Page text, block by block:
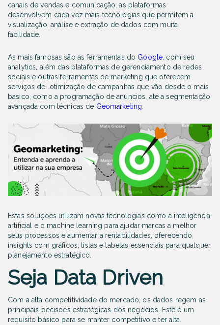
canais de vendas e comunicação, as plataformas
desenvolvem cada vez mais tecnologias que permitem a
visualização, análise e extração de dados com muita
facilidade.
As mais famosas são as ferramentas do Google , com seu
analytics, além das plataformas de gerenciamento de redes
sociais e outras ferramentas de marketing que oferecem
serviços de otimização de campanhas que vão desde o mais
básico, como a programação de anúncios, até a segmentação
avançada com técnicas de Geomarketing
Estas soluções utilizam novas tecnologias como a inteligência
artificial e o machine learning para ajudar marcas a melhor
seus processos e aumentar a rentabilidades, oferecendo
insights com gráficos, listas e tabelas essenciais para qualquer
planejamento estratégico.
Seja Data Driven
Com a alta competitividade do mercado, os dados regem as
principais decisões estratégicas dos negócios. Este é um
requisito básico para se manter competitivo e ter alta